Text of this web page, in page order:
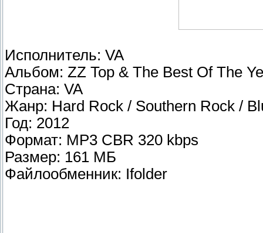
Исполнитель: VA
Альбом: ZZ Top & The Best Of The
Страна: VA
Жанр: Hard Rock / Southern Rock /
Год: 2012
Формат: MP3 СBR 320 kbps
Размер: 161 МБ
Файлообменник: Ifolder